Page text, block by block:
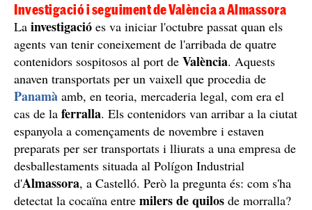
Investigació i seguiment de València a Almassora
La investigació es va iniciar l'octubre passat quan els
agents van tenir coneixement de l'arribada de quatre
contenidors sospitosos al port de València. Aquests
anaven transportats per un vaixell que procedia de
Panamà amb, en teoria, mercaderia legal, com era el
cas de la ferralla. Els contenidors van arribar a la ciutat
espanyola a començaments de novembre i estaven
preparats per ser transportats i lliurats a una empresa de
desballestaments situada al Polígon Industrial
d'Almassora, a Castelló. Però la pregunta és: com s'ha
detectat la cocaïna entre milers de quilos de morralla?